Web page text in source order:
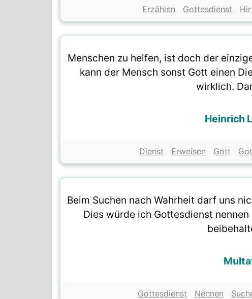
Erzählen Gottesdienst
Menschen zu helfen, ist doch der
kann der Mensch sonst Gott einen
wirklich.
Heinrich
Dienst Erweisen Gott
Beim Suchen nach Wahrheit darf uns
Dies würde ich Gottesdienst
Gottesdienst Nennen